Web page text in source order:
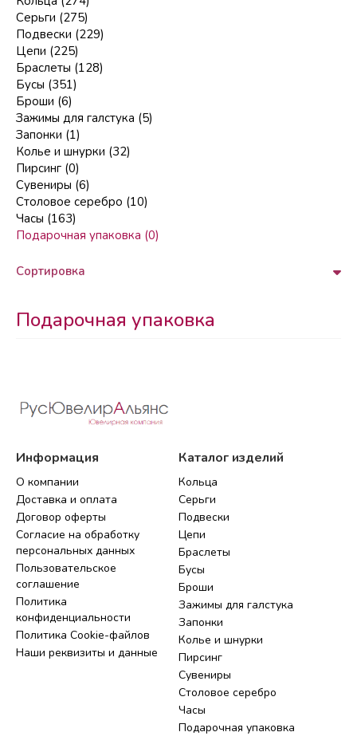
Серьги (275)
Подвески (229)
Цепи (225)
Браслеты (128)
Бусы (351)
Броши (6)
Зажимы для галстука (5)
Запонки (1)
Колье и шнурки (32)
Пирсинг (0)
Сувениры (6)
Столовое серебро (10)
Часы (163)
Подарочная упаковка (0)
Сортировка
Подарочная упаковка
Информация
О компании
Доставка и оплата
Договор оферты
Согласие на обработку
персональных данных
Пользовательское
соглашение
Политика
конфиденциальности
Политика Cookie-файлов
Наши реквизиты и данные
Каталог изделий
Кольца
Серьги
Подвески
Цепи
Браслеты
Бусы
Броши
Зажимы для галстука
Запонки
Колье и шнурки
Пирсинг
Сувениры
Столовое серебро
Часы
Подарочная упаковка